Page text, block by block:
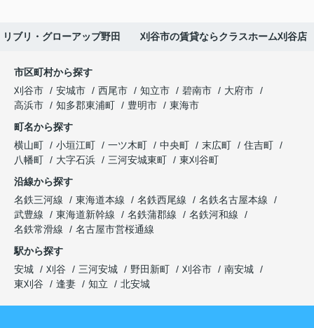
リブリ・グローアップ野田 刈谷市の賃貸ならクラスホーム刈谷店
市区町村から探す
刈谷市
安城市 西尾市 知立市 碧南市
大府市
高浜市
知多郡東浦町 豊明市
東海市
町名から探す
横山町
小垣江町 一ツ木町 中央町 末広町
住吉町
八幡町
大字石浜 三河安城東町
東刈谷町
沿線から探す
名鉄三河線
東海道本線 名鉄西尾線
名鉄名古屋本線
武豊線
東海道新幹線 名鉄蒲郡線
名鉄河和線
名鉄常滑線
名古屋市営桜通線
駅から探す
安城
刈谷 三河安城 野田新町 刈谷市
南安城
東刈谷
逢妻 知立 北安城